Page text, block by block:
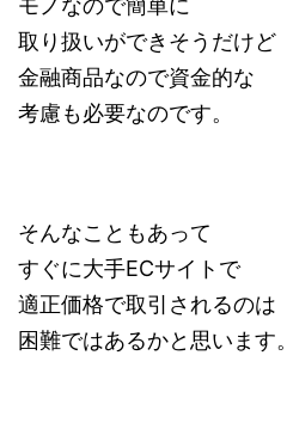
取り扱いができそうだけど
金融商品なので資金的な
考慮も必要なのです。
そんなこともあって
すぐに大手ECサイトで
適正価格で取引されるのは
困難ではあるかと思います。